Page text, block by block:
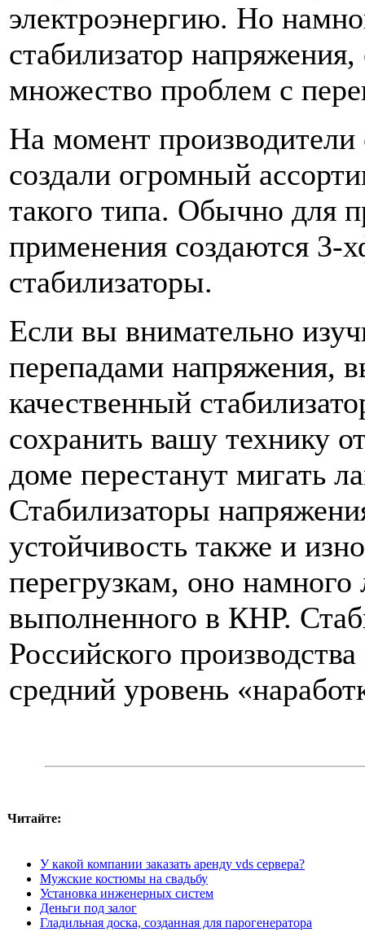
электроэнергию. Но
стабилизатор
множество проблем с
На момент производители
создали огромный
такого типа. Обычно для
применения создаются 3-
стабилизаторы.
Если вы внимательно
перепадами напряжения,
качественный
сохранить вашу технику
доме перестанут мигать
Стабилизаторы
устойчивость также и
перегрузкам, оно
выполненного в КНР.
Российского
средний уровень
Читайте:
У какой компании заказать аренду vds сервера?
Мужские костюмы на свадьбу
Установка инженерных систем
Деньги под залог
Гладильная доска, созданная для парогенератора